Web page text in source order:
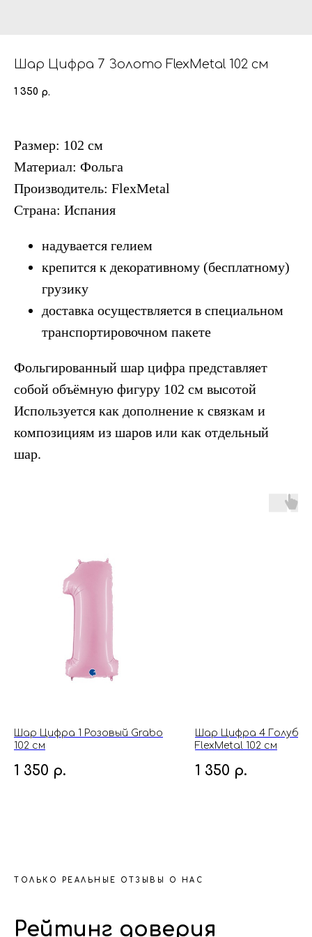
Шар Цифра 7 Золото FlexMetal 102 см
1 350 р.
Размер: 102 см
Материал: Фольга
Производитель: FlexMetal
Страна: Испания
надувается гелием
крепится к декоративному (бесплатному)
грузику
доставка осуществляется в специальном
транспортировочном пакете
Фольгированный шар цифра представляет
собой объёмную фигуру 102 см высотой
Используется как дополнение к связкам и
композициям из шаров или как отдельный
шар.
Шар Цифра 1 Розовый Grabo
102 см
1 350 р.
Шар Цифра 4 Голубой
FlexMetal 102 см
1 350 р.
ТОЛЬКО РЕАЛЬНЫЕ ОТЗЫВЫ О НАС
Рейтинг доверия